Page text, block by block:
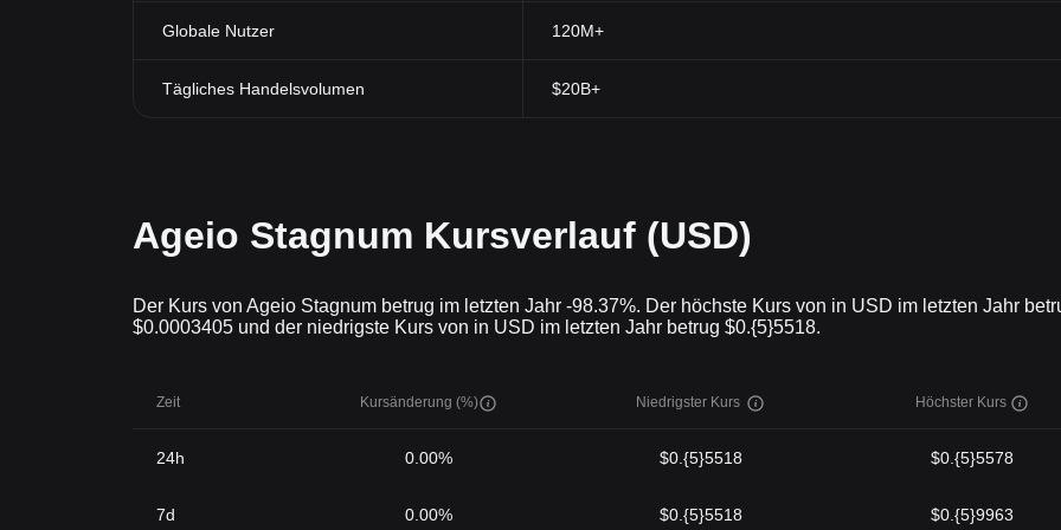
Globale Nutzer 120M+
Tägliches Handelsvolumen $20B+
Ageio Stagnum Kursverlauf (USD)
Der Kurs von Ageio Stagnum betrug im letzten Jahr -98.37%. Der höchste Kurs von in USD im letzten Jahr
$0.0003405 und der niedrigste Kurs von in USD im letzten Jahr betrug $0.{5}5518.
Zeit Kursänderung (%) Niedrigster Kurs Höchster Kurs
24h 0.00% $0.{5}5518 $0.{5}5578
7d 0.00% $0.{5}5518 $0.{5}9963